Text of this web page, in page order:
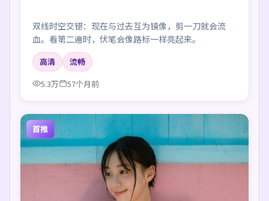
双线时空交错：现在与过去互为镜像，剪一刀就会流
血。看第二遍时，伏笔会像路标一样亮起来。
高清
流畅
5.3万
57个月前
首推